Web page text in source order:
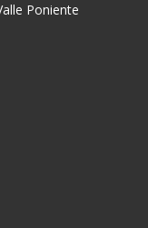
Poniente